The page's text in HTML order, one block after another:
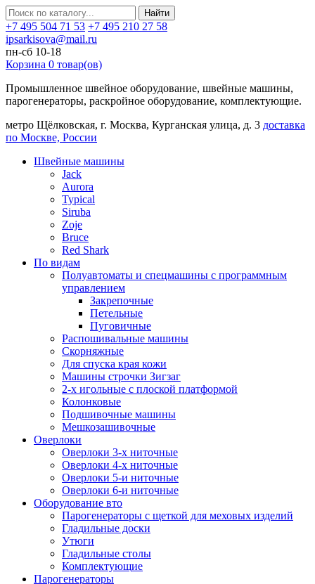
Найти
+7 495 504 71 53 +7 495 210 27 58
ipsarkisova@mail.ru
пн-сб 10-18
Корзина 0 товар(ов)
Промышленное швейное оборудование, швейные машины,
парогенераторы, раскройное оборудование, комплектующие.
метро Щёлковская, г. Москва, Курганская улица, д. 3 доставка
по Москве, России
Швейные машины
Jack
Aurora
Typical
Siruba
Zoje
Bruce
Red Shark
По видам
Полуавтоматы и спецмашины с программным
управлением
Закрепочные
Петельные
Пуговичные
Распошивальные машины
Скорняжные
Для спуска края кожи
Машины строчки Зигзаг
2-х игольные с плоской платформой
Колонковые
Подшивочные машины
Мешкозашивочные
Оверлоки
Оверлоки 3-х ниточные
Оверлоки 4-х ниточные
Оверлоки 5-и ниточные
Оверлоки 6-и ниточные
Оборудование вто
Парогенераторы с щеткой для меховых изделий
Гладильные доски
Утюги
Гладильные столы
Комплектующие
Парогенераторы